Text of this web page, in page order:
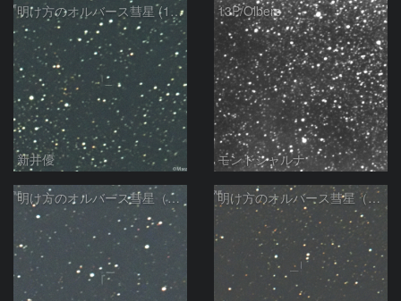
明け方のオルバース彗星 (13P)：2025/02/05
新井優
13P/Olbers
モンドシャルナ
明け方のオルバース彗星（13P)：2025/01/30 明け方のオルバース彗星（13P)：2025/01/27